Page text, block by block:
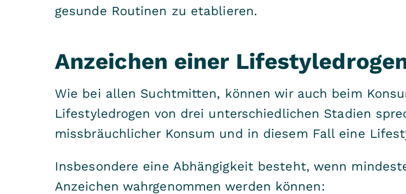
gesunde Routinen zu etablieren.
Anzeichen einer
Wie bei allen Suchtmitten, können wir auch beim
Lifestyledrogen von drei unterschiedlichen Stadien
missbräuchlicher Konsum und in diesem Fall eine
Insbesondere eine Abhängigkeit besteht, wenn
Anzeichen wahrgenommen werden können: